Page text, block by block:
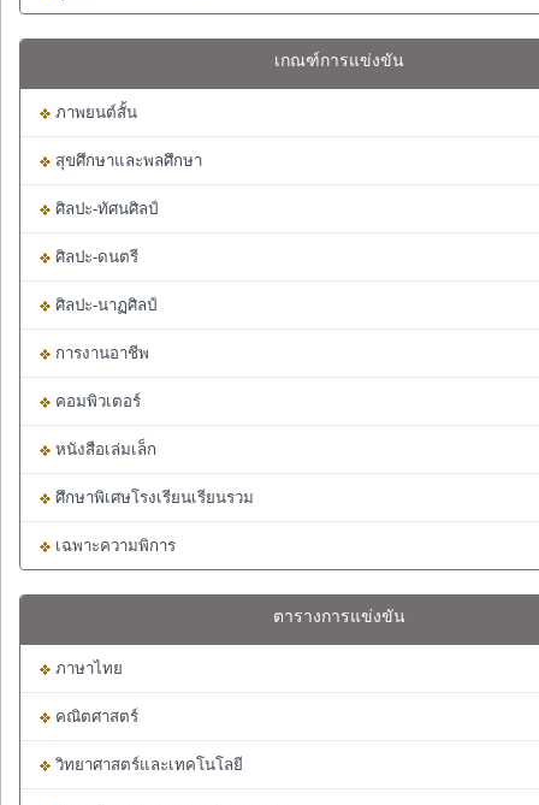
เกณฑ์การแข่งขัน
ภาพยนต์สั้น
สุขศึกษาและพลศึกษา
ศิลปะ-ทัศนศิลป์
ศิลปะ-ดนตรี
ศิลปะ-นาฏศิลป์
การงานอาชีพ
คอมพิวเตอร์
หนังสือเล่มเล็ก
ศึกษาพิเศษโรงเรียนเรียนรวม
เฉพาะความพิการ
ตารางการแข่งขัน
ภาษาไทย
คณิตศาสตร์
วิทยาศาสตร์และเทคโนโลยี